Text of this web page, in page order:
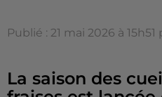
Publié : 21 mai 2026 à 15h51
La saison des